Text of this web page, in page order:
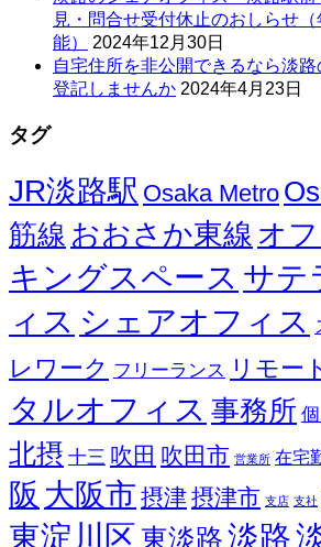
見・問合せ受付休止のおしらせ
能）
2024年12月30日
自宅住所を非公開できるなら淡
登記しませんか 2024年4月23日
タグ
JR淡路駅 Osaka Metro
筋線 おおさか東線 オ
キングスペース サテ
ィス シェアオフィス
レワーク フリーランス リモー
タルオフィス 事務所
北摂 十三 吹田 吹田市 営業所 在宅
阪 大阪市 摂津摂津市 支店 支社
東淀川区 東淡路淡路